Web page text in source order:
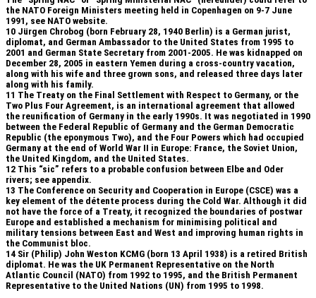
the NATO Foreign Ministers meeting held in Copenhagen on 9-7 June
1991, see NATO website.
10 Jürgen Chrobog (born February 28, 1940 Berlin) is a German jurist,
diplomat, and German Ambassador to the United States from 1995 to
2001 and German State Secretary from 2001-2005. He was kidnapped on
December 28, 2005 in eastern Yemen during a cross-country vacation,
along with his wife and three grown sons, and released three days later
along with his family.
11 The Treaty on the Final Settlement with Respect to Germany, or the
Two Plus Four Agreement, is an international agreement that allowed
the reunification of Germany in the early 1990s. It was negotiated in 1990
between the Federal Republic of Germany and the German Democratic
Republic (the eponymous Two), and the Four Powers which had occupied
Germany at the end of World War II in Europe: France, the Soviet Union,
the United Kingdom, and the United States.
12 This “sic” refers to a probable confusion between Elbe and Oder
rivers; see appendix.
13 The Conference on Security and Cooperation in Europe (CSCE) was a
key element of the détente process during the Cold War. Although it did
not have the force of a Treaty, it recognized the boundaries of postwar
Europe and established a mechanism for minimising political and
military tensions between East and West and improving human rights in
the Communist bloc.
14 Sir (Philip) John Weston KCMG (born 13 April 1938) is a retired British
diplomat. He was the UK Permanent Representative on the North
Atlantic Council (NATO) from 1992 to 1995, and the British Permanent
Representative to the United Nations (UN) from 1995 to 1998.